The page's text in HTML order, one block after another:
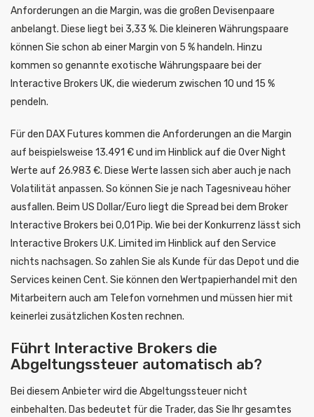
Anforderungen an die Margin, was die großen Devisenpaare
anbelangt. Diese liegt bei 3,33 %. Die kleineren Währungspaare
können Sie schon ab einer Margin von 5 % handeln. Hinzu
kommen so genannte exotische Währungspaare bei der
Interactive Brokers UK, die wiederum zwischen 10 und 15 %
pendeln.
Für den DAX Futures kommen die Anforderungen an die Margin
auf beispielsweise 13.491 € und im Hinblick auf die Over Night
Werte auf 26.983 €. Diese Werte lassen sich aber auch je nach
Volatilität anpassen. So können Sie je nach Tagesniveau höher
ausfallen. Beim US Dollar/Euro liegt die Spread bei dem Broker
Interactive Brokers bei 0,01 Pip. Wie bei der Konkurrenz lässt sich
Interactive Brokers U.K. Limited im Hinblick auf den Service
nichts nachsagen. So zahlen Sie als Kunde für das Depot und die
Services keinen Cent. Sie können den Wertpapierhandel mit den
Mitarbeitern auch am Telefon vornehmen und müssen hier mit
keinerlei zusätzlichen Kosten rechnen.
Führt Interactive Brokers die
Abgeltungssteuer automatisch ab?
Bei diesem Anbieter wird die Abgeltungssteuer nicht
einbehalten. Das bedeutet für die Trader, das Sie Ihr gesamtes